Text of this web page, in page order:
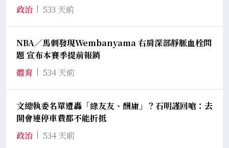
政治
533 天前
NBA／馬刺發現Wembanyama 右肩深部靜脈血栓問
題 宣布本賽季提前報銷
體育
534 天前
文總執委名單遭轟「綠友友、酬庸」？石明謹回嗆：去
開會連停車費都不能折抵
政治
534 天前